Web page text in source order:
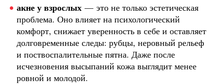
акне у взрослых — это не только эстетическая
проблема. Оно влияет на психологический
комфорт, снижает уверенность в себе и оставляет
долговременные следы: рубцы, неровный рельеф
и поствоспалительные пятна. Даже после
исчезновения высыпаний кожа выглядит менее
ровной и молодой.